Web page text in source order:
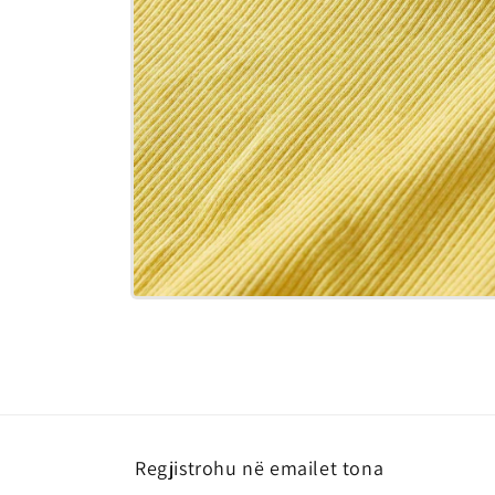
Hap
Regjistrohu në emailet tona